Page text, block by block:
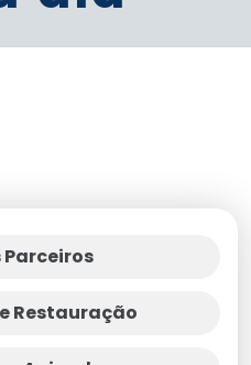
Parceiros
Restauração